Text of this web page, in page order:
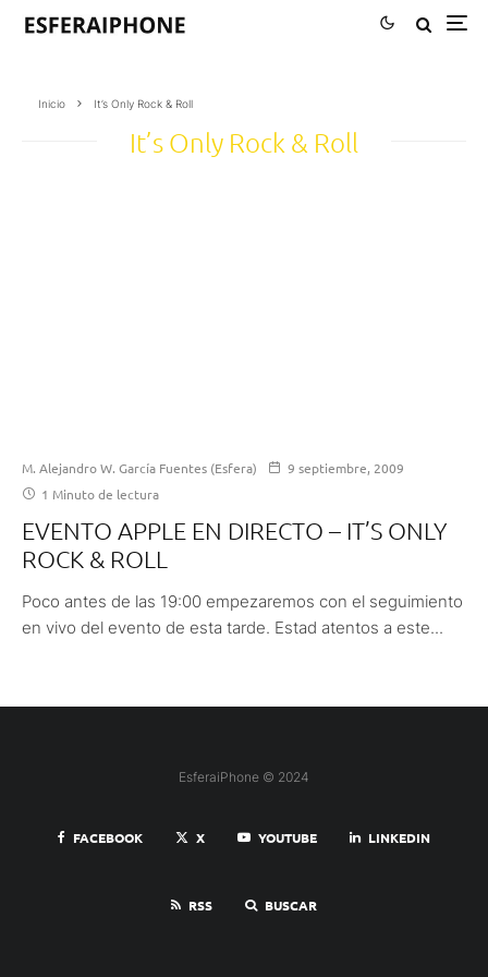
Inicio It’s Only Rock & Roll
It’s Only Rock & Roll
M. Alejandro W. García Fuentes (Esfera)
9 septiembre, 2009
1 Minuto de lectura
EVENTO APPLE EN DIRECTO – IT’S ONLY
ROCK & ROLL
Poco antes de las 19:00 empezaremos con el seguimiento
en vivo del evento de esta tarde. Estad atentos a este...
EsferaiPhone © 2024
FACEBOOK X YOUTUBE LINKEDIN
RSS BUSCAR